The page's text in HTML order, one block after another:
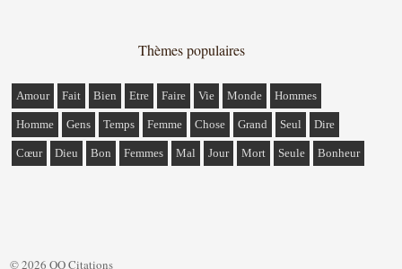
Thèmes populaires
Amour Fait Bien Etre Faire Vie Monde Hommes
Homme Gens Temps Femme Chose Grand Seul Dire
Cœur Dieu Bon Femmes Mal Jour Mort Seule Bonheur
© 2026 QQ Citations